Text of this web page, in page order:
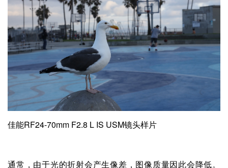
佳能RF24-70mm F2.8 L IS USM镜头样片
通常，由于光的折射会产生像差，图像质量因此会降低。